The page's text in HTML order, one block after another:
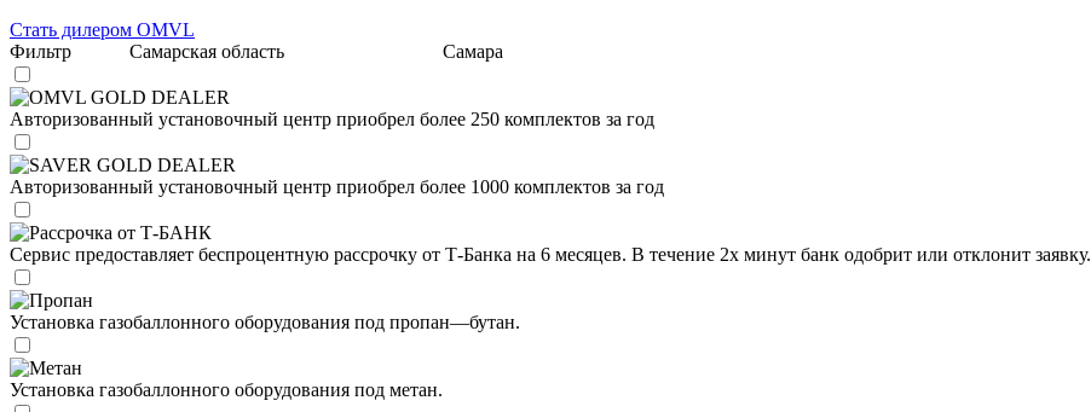
Стать дилером OMVL
Фильтр
Самарская область Самара
OMVL GOLD DEALER
Авторизованный установочный центр приобрел более 250 комплектов за год
SAVER GOLD DEALER
Авторизованный установочный центр приобрел более 1000 комплектов за год
Рассрочка от Т-БАНК
Сервис предоставляет беспроцентную рассрочку от Т-Банка на 6 месяцев. В течение 2х минут банк одобрит или отклонит заявку.
Пропан
Установка газобаллонного оборудования под пропан—бутан.
Метан
Установка газобаллонного оборудования под метан.